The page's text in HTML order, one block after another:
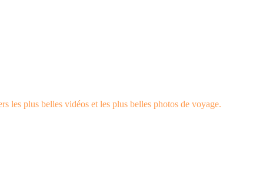
les plus belles vidéos et les plus belles photos de voyage.